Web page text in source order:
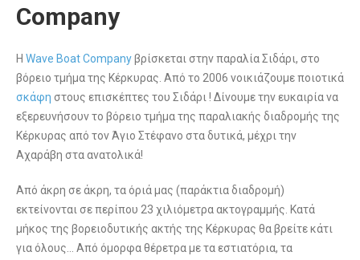
Company
Η Wave Boat Companyβρίσκεται στην παραλία Σιδάρι, στο
βόρειο τμήμα της Κέρκυρας. Από το 2006 νοικιάζουμε ποιοτικά
σκάφη στους επισκέπτες του Σιδάρι ! Δίνουμε την ευκαιρία να
εξερευνήσουν το βόρειο τμήμα της παραλιακής διαδρομής της
Κέρκυρας από τον Άγιο Στέφανο στα δυτικά, μέχρι την
Αχαράβη στα ανατολικά!
Από άκρη σε άκρη, τα όριά μας (παράκτια διαδρομή)
εκτείνονται σε περίπου 23 χιλιόμετρα ακτογραμμής. Κατά
μήκος της βορειοδυτικής ακτής της Κέρκυρας θα βρείτε κάτι
για όλους… Από όμορφα θέρετρα με τα εστιατόρια, τα